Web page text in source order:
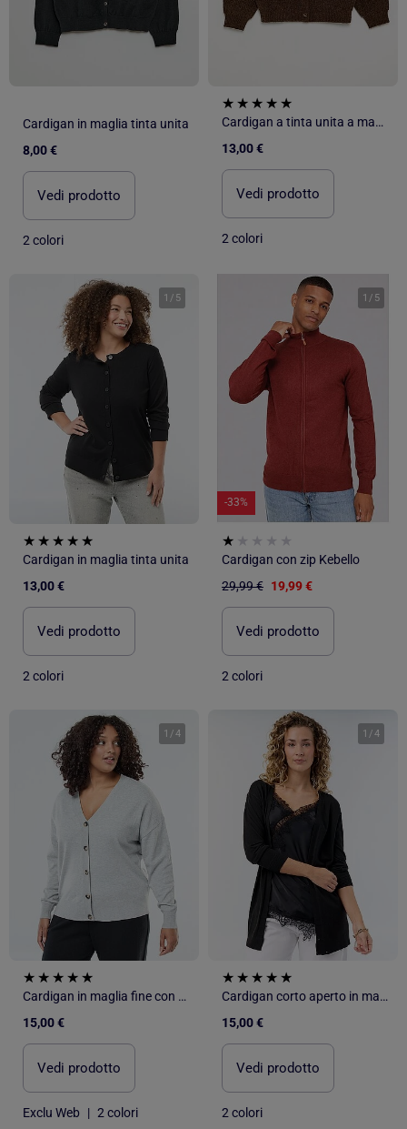
Cardigan in maglia tinta unita
8,00 €
Vedi prodotto
2 colori
Cardigan a tinta unita a maniche lunghe
13,00 €
Vedi prodotto
2 colori
1 / 5
Cardigan in maglia tinta unita
13,00 €
Vedi prodotto
2 colori
1 / 5
-33%
Cardigan con zip Kebello
29,99 € 19,99 €
Vedi prodotto
2 colori
1 /4
Cardigan in maglia fine con apertura abbottonata
15,00 €
Vedi prodotto
Exclu Web | 2 colori
1 /4
Cardigan corto aperto in maglia fine
15,00 €
Vedi prodotto
2 colori